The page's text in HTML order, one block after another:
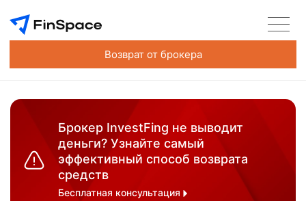
Возврат от брокера
Брокер InvestFing не выводит
деньги? Узнайте самый
эффективный способ возврата
средств
Бесплатная консультация